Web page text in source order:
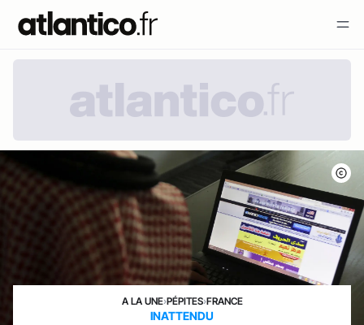
A LA UNE›PÉPITES›FRANCE
INATTENDU